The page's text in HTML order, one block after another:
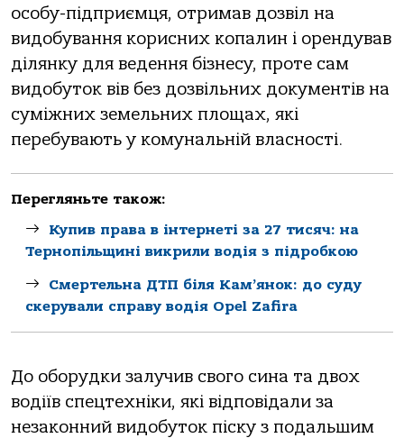
особу-підприємця, отримав дозвіл на
видобування корисних копалин і орендував
ділянку для ведення бізнесу, проте сам
видобуток вів без дозвільних документів на
суміжних земельних площах, які
перебувають у комунальній власності.
Перегляньте також:
Купив права в інтернеті за 27 тисяч: на
Тернопільщині викрили водія з підробкою
Смертельна ДТП біля Кам’янок: до суду
скерували справу водія Opel Zafira
До оборудки залучив свого сина та двох
водіїв спецтехніки, які відповідали за
незаконний видобуток піску з подальшим